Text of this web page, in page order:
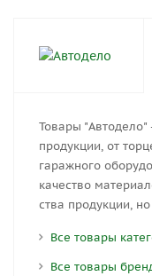
Товары
про­дук­ции, от
га­раж­но­го
ка­че­ство
ства про­дук­ции,
Все товары
Все товары